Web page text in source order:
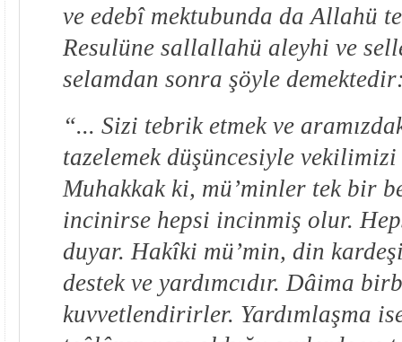
ve edebî mektubunda da Allahü
Resulüne sallallahü aleyhi ve
selamdan sonra şöyle
“... Sizi tebrik etmek ve
tazelemek düşüncesiyle
Muhakkak ki, mü’minler tek bir
incinirse hepsi incinmiş olur.
duyar. Hakîki mü’min, din
destek ve yardımcıdır. Dâima
kuvvetlendirirler. Yardımlaşma